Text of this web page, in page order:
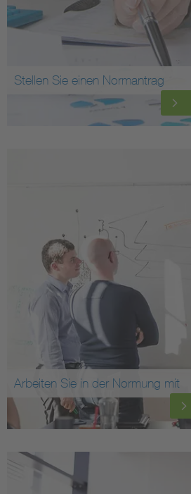
Stellen Sie einen Normantrag
Arbeiten Sie in der Normung mit